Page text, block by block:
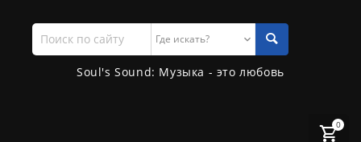
Поиск
по
сайту
Soul's Sound: Музыка - это любовь
0